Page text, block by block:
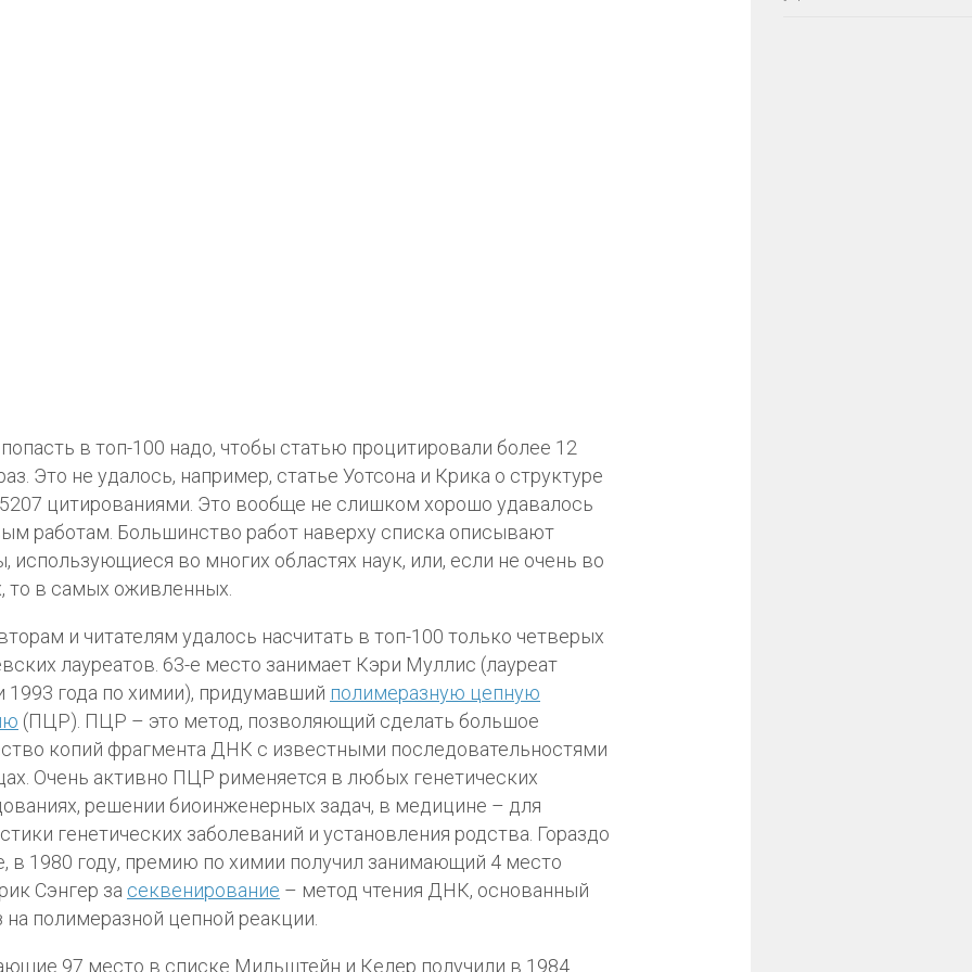
в топ-100 надо, чтобы статью процитировали более 12
Это не удалось, например, статье Уотсона и Крика о структуре
цитированиями. Это вообще не слишком хорошо удавалось
работам. Большинство работ наверху списка описывают
использующиеся во многих областях наук, или, если не очень во
то в самых оживленных.
и читателям удалось насчитать в топ-100 только четверых
лауреатов. 63-е место занимает Кэри Муллис (лауреат
1993 года по химии), придумавший полимеразную цепную
(ПЦР). ПЦР – это метод, позволяющий сделать большое
копий фрагмента ДНК с известными последовательностями
Очень активно ПЦР рименяется в любых генетических
решении биоинженерных задач, в медицине – для
генетических заболеваний и установления родства. Гораздо
в 1980 году, премию по химии получил занимающий 4 место
Сэнгер за секвенирование – метод чтения ДНК, основанный
на полимеразной цепной реакции.
97 место в списке Мильштейн и Келер получили в 1984